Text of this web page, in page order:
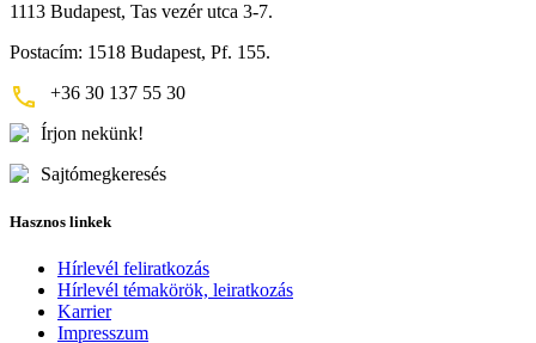
1113 Budapest, Tas vezér utca 3-7.
Postacím: 1518 Budapest, Pf. 155.
+36 30 137 55 30
Írjon nekünk!
Sajtómegkeresés
Hasznos linkek
Hírlevél feliratkozás
Hírlevél témakörök, leiratkozás
Karrier
Impresszum